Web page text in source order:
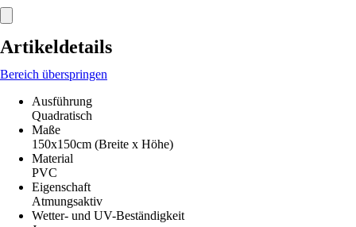
Artikeldetails
Bereich überspringen
Ausführung
Quadratisch
Maße
150x150cm (Breite x Höhe)
Material
PVC
Eigenschaft
Atmungsaktiv
Wetter- und UV-Beständigkeit